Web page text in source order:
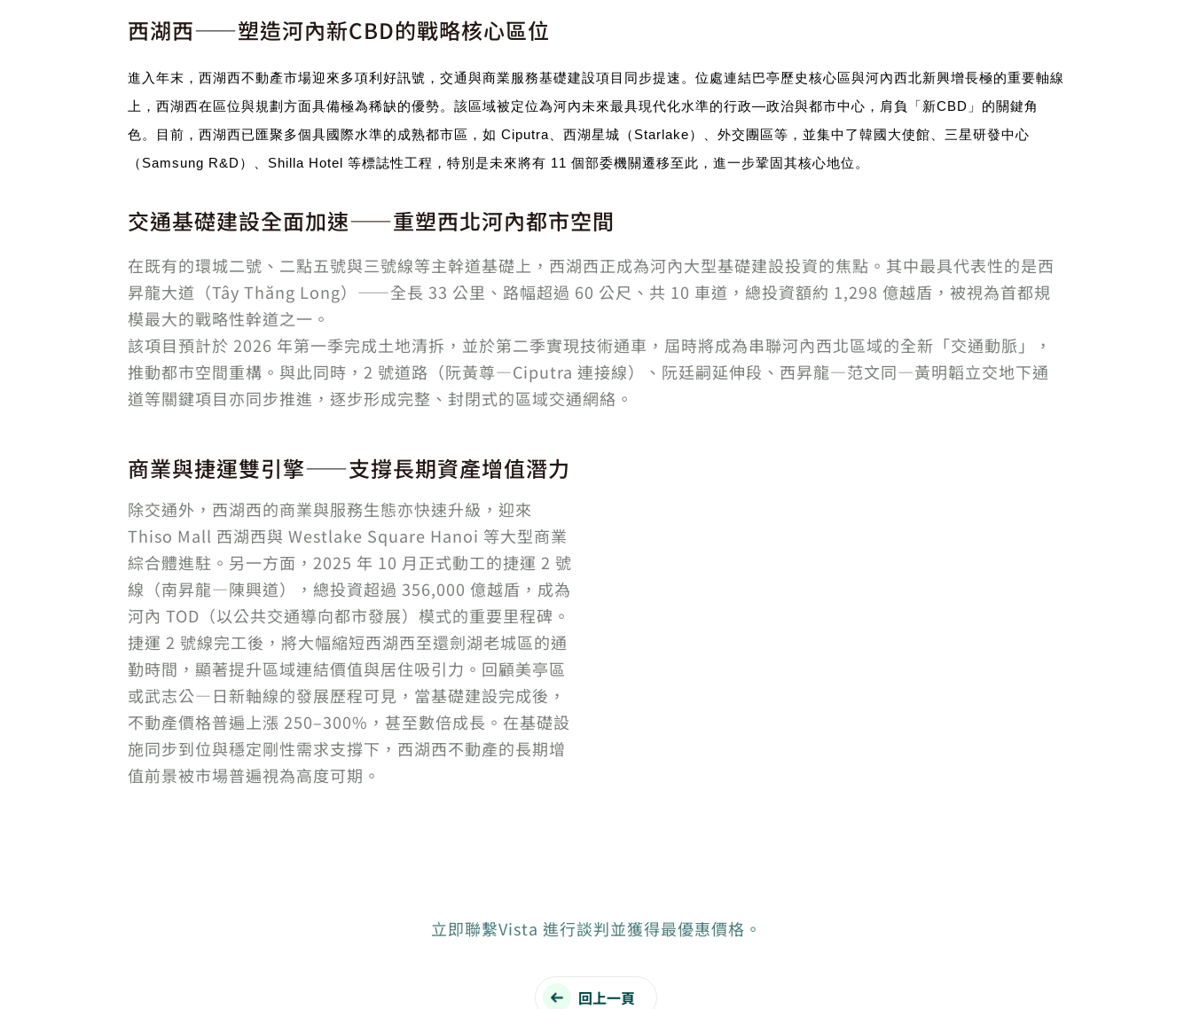
西湖西——塑造河內新CBD的戰略核心區位
進入年末，西湖西不動產市場迎來多項利好訊號，交通與商業服務基礎建設項目同步提速。位處連結巴亭歷史核心區與河內西北新興增長極的重要軸線
上，西湖西在區位與規劃方面具備極為稀缺的優勢。該區域被定位為河內未來最具現代化水準的行政—政治與都市中心，肩負「新CBD」的關鍵角
色。
目前，西湖西已匯聚多個具國際水準的成熟都市區，如 Ciputra、西湖星城（Starlake）、外交團區等，並集中了韓國大使館、三星研發中心
（Samsung R&D）、Shilla Hotel 等標誌性工程，特別是未來將有 11 個部委機關遷移至此，進一步鞏固其核心地位。
交通基礎建設全面加速——重塑西北河內都市空間
在既有的環城二號、二點五號與三號線等主幹道基礎上，西湖西正成為河內大型基礎建設投資的焦點。其中最具代表性的是西
昇龍大道（Tây Thăng Long）——全長 33 公里、路幅超過 60 公尺、共 10 車道，總投資額約 1,298 億越盾，被視為首都規
模最大的戰略性幹道之一。
該項目預計於 2026 年第一季完成土地清拆，並於第二季實現技術通車，屆時將成為串聯河內西北區域的全新「交通動脈」，
推動都市空間重構。與此同時，2 號道路（阮黃尊—Ciputra 連接線）、阮廷嗣延伸段、西昇龍—范文同—黃明韜立交地下通
道等關鍵項目亦同步推進，逐步形成完整、封閉式的區域交通網絡。
商業與捷運雙引擎——支撐長期資產增值潛力
除交通外，西湖西的商業與服務生態亦快速升級，迎來
Thiso Mall 西湖西與 Westlake Square Hanoi 等大型商業
綜合體進駐。另一方面，2025 年 10 月正式動工的捷運 2 號
線（南昇龍—陳興道），總投資超過 356,000 億越盾，成為
河內 TOD（以公共交通導向都市發展）模式的重要里程碑。
捷運 2 號線完工後，將大幅縮短西湖西至還劍湖老城區的通
勤時間，顯著提升區域連結價值與居住吸引力。回顧美亭區
或武志公—日新軸線的發展歷程可見，當基礎建設完成後，
不動產價格普遍上漲 250–300%，甚至數倍成長。在基礎設
施同步到位與穩定剛性需求支撐下，西湖西不動產的長期增
值前景被市場普遍視為高度可期。
立即聯繫Vista 進行談判並獲得最優惠價格。
回上一頁